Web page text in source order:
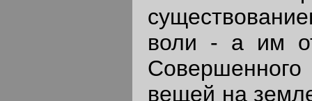
воли - а им
вещей на